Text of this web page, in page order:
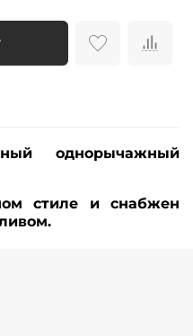
однорычажный
стиле и снабжен